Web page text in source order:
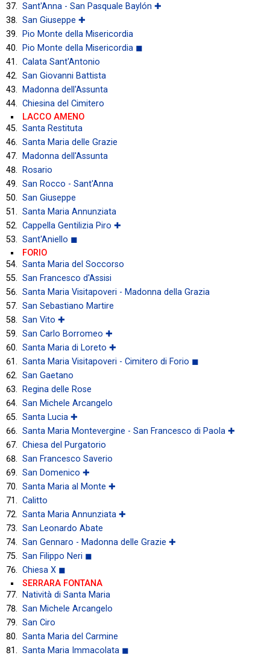
Sant'Anna - San Pasquale Baylón ✚
San Giuseppe ✚
Pio Monte della Misericordia
Pio Monte della Misericordia ◼
Calata Sant'Antonio
San Giovanni Battista
Madonna dell'Assunta
Chiesina del Cimitero
LACCO AMENO
Santa Restituta
Santa Maria delle Grazie
Madonna dell'Assunta
Rosario
San Rocco - Sant'Anna
San Giuseppe
Santa Maria Annunziata
Cappella Gentilizia Piro ✚
Sant'Aniello ◼
FORIO
Santa Maria del Soccorso
San Francesco d'Assisi
Santa Maria Visitapoveri - Madonna della Grazia
San Sebastiano Martire
San Vito ✚
San Carlo Borromeo ✚
Santa Maria di Loreto ✚
Santa Maria Visitapoveri - Cimitero di Forio ◼
San Gaetano
Regina delle Rose
San Michele Arcangelo
Santa Lucia ✚
Santa Maria Montevergine - San Francesco di Paola ✚
Chiesa del Purgatorio
San Francesco Saverio
San Domenico ✚
Santa Maria al Monte ✚
Calitto
Santa Maria Annunziata ✚
San Leonardo Abate
San Gennaro - Madonna delle Grazie ✚
San Filippo Neri ◼
Chiesa X ◼
SERRARA FONTANA
Natività di Santa Maria
San Michele Arcangelo
San Ciro
Santa Maria del Carmine
Santa Maria Immacolata ◼